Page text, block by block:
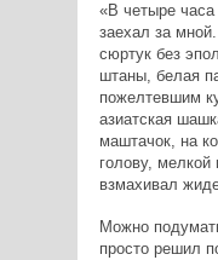
«В четыре часа
заехал за
сюртук без
штаны, белая
пожелтевшим
азиатская
маштачок, на
голову, мелкой
взмахивал
Можно
просто решил